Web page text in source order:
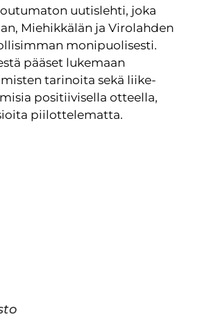
uutislehti, joka
Miehikkälän ja Virolahden
monipuolisesti.
pääset lukemaan
tarinoita sekä liike-
positiivisella otteella,
piilottelematta.